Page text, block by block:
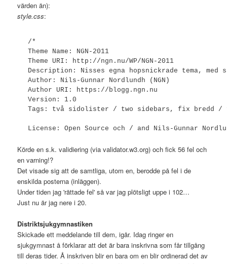
värden än):
style.css:
/*
Theme Name: NGN-2011
Theme URI: http://ngn.nu/WP/NGN-2011
Description: Nisses egna hopsnickrade tema, med
Author: Nils-Gunnar Nordlundh (NGN)
Author URI: https://blogg.ngn.nu
Version: 1.0
Tags: två sidolister / two sidebars, fix bredd /
License: Open Source och / and Nils-Gunnar
*/
/* START: placering på sidan och färger
/* Sidfoten [Foot] id */
#thepage {}
#thehead {}
/* Flikarna [Tabs] id */
#thetabs {}
Körde en s.k. validiering (via validator.w3.org) och fick 56 fel och
en varning!?
Det visade sig att de samtliga, utom en, berodde på fel i de
enskilda posterna (inläggen).
Under tiden jag 'rättade fel' så var jag plötsligt uppe i 102…
Just nu är jag nere i 20.
Distriktsjukgymnastiken
Skickade ett meddelande till dem, igår. Idag ringer en
sjukgymnast å förklarar att det är bara inskrivna som får tillgång
till deras tider. Å inskriven blir en bara om en blir ordinerad det av